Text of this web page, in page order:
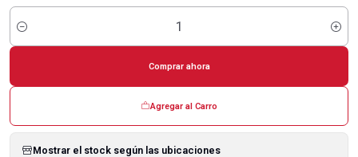
Cantidad
Agregar al Carro
Comprar ahora
Mostrar el stock según las ubicaciones